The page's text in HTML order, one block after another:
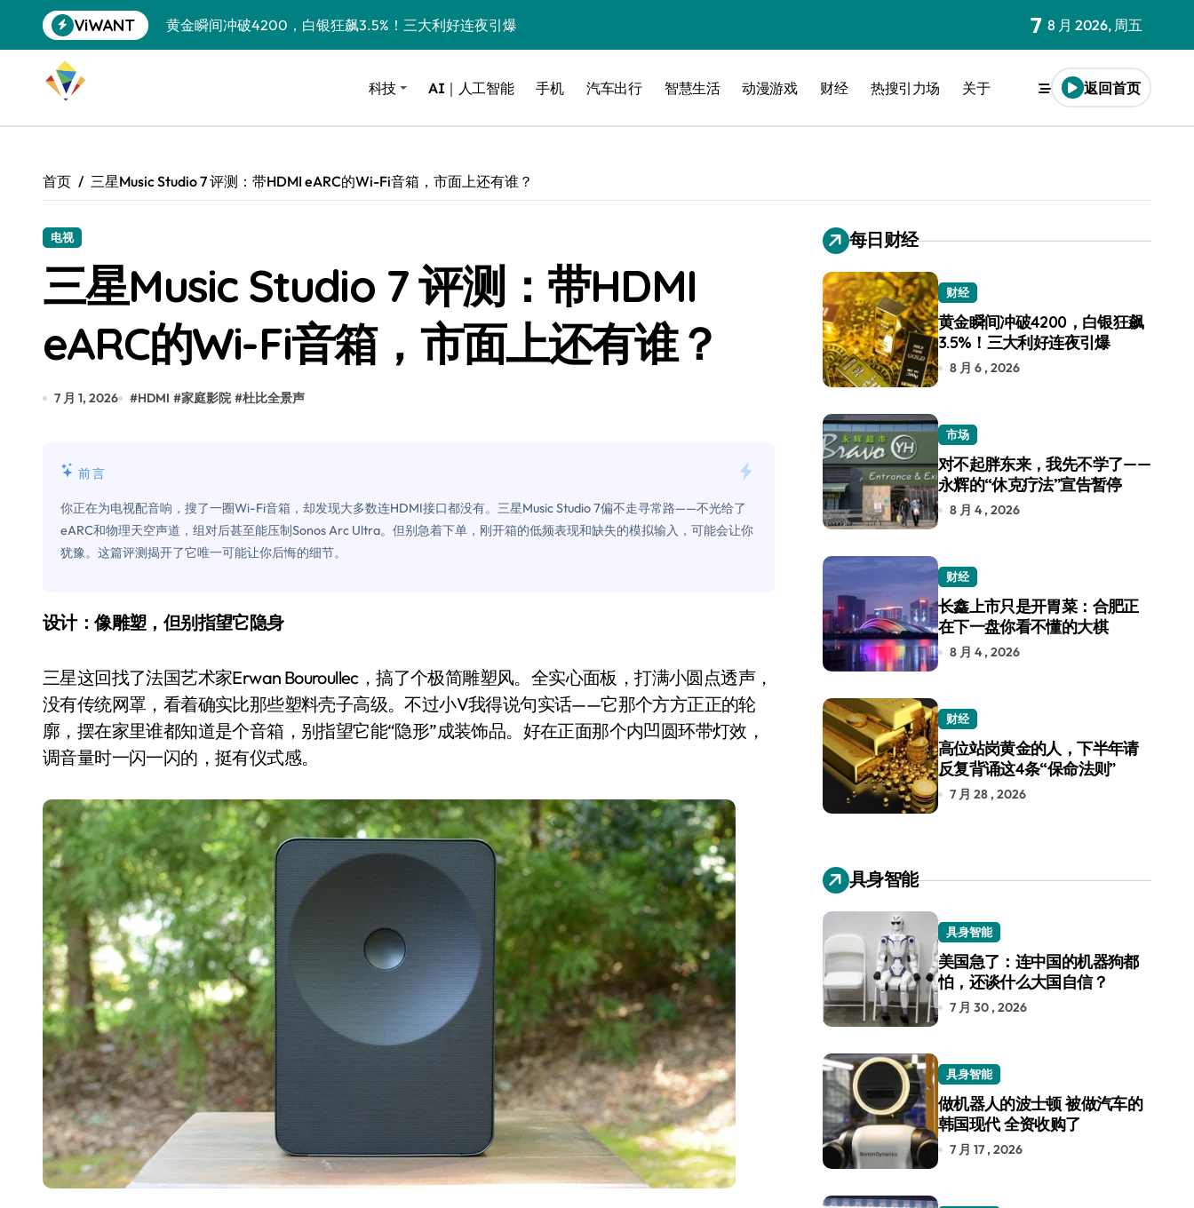
到
ViWANT
黄金瞬间冲破4200，白银狂飙3.5%！三大利好连夜引爆
Peloton 新车实测：屏幕能转、风扇怼脸，但最狠的是那个机械音
Xbox七月大崩盘：裁员3200、卖工作室、网络瘫了，微软这次真急了
谷歌DeepMind创始人辞去CEO，但继续“垂帘听政”？
400层堆叠、性能翻倍 三星把最新存储技术给了AI
召回X9、合作大众遇冷、高端梦碎：小鹏的“多事之夏”
比Model 3便宜？不，比Model 3有面儿——试驾雷克萨斯ES 500e
Windows 11家庭版和专业版，选错真的会后悔吗？
你的U盘格式对了吗？详解exFAT和NTFS的终极对决
轻到忽略不计 大疆Mini 2S内录实测，值不值得冲？
从“卖电视”到“定规则”：海信拿下RGB-Mini LED全球话语权
对不起胖东来，我先不学了——永辉的“休克疗法”宣告暂停
国际首次！中国钙钛矿探测器太空“开箱”，一边探测射线一边光伏发电
小米涨价！K90跳上3099，小米17标准版逼近4800
长鑫上市只是开胃菜：合肥正在下一盘你看不懂的大棋
耳机低音像白开水？90%的人第一步就做错了
复古玩家狂喜：Anbernic第三次复刻GBA SP，情怀拉满
Xbox 360 游戏终于要登 PC，光盘党也能“以盘换数”了？
AirTag 新版到底香不香？一篇帮你避坑+种草
苹果三星偷偷在用的“无感切换”，索尼Bose却学不会？一文讲透
Apple Watch 表盘还能这么玩？保姆级教程，有手就会！
追觅清洁电器全球累计出货量破4000万台，技术创新驱动多品类增长
7 8 月 2026, 周五
科技 AI｜人工智能 手机 汽车出行 智慧生活 动漫游戏 财经 热搜引力场 关于 返回首页
首页 三星Music Studio 7 评测：带HDMI eARC的Wi-Fi音箱，市面上还有谁？
电视
三星Music Studio 7 评测：带HDMI
eARC的Wi-Fi音箱，市面上还有谁？
7 月 1, 2026 #HDMI #家庭影院 #杜比全景声
前言
你正在为电视配音响，搜了一圈Wi-Fi音箱，却发现大多数连HDMI接口都没有。三星Music Studio 7偏不走寻常路——不光给了
eARC和物理天空声道，组对后甚至能压制Sonos Arc Ultra。但别急着下单，刚开箱的低频表现和缺失的模拟输入，可能会让你
犹豫。这篇评测揭开了它唯一可能让你后悔的细节。
设计：像雕塑，但别指望它隐身
三星这回找了法国艺术家Erwan Bouroullec，搞了个极简雕塑风。全实心面板，打满小圆点透声，
没有传统网罩，看着确实比那些塑料壳子高级。不过小V我得说句实话——它那个方方正正的轮
廓，摆在家里谁都知道是个音箱，别指望它能“隐形”成装饰品。好在正面那个内凹圆环带灯效，
调音量时一闪一闪的，挺有仪式感。
每日财经
财经
黄金瞬间冲破4200，白银狂飙
3.5%！三大利好连夜引爆
8 月 6 , 2026
市场
对不起胖东来，我先不学了——
永辉的“休克疗法”宣告暂停
8 月 4 , 2026
财经
长鑫上市只是开胃菜：合肥正
在下一盘你看不懂的大棋
8 月 4 , 2026
财经
高位站岗黄金的人，下半年请
反复背诵这4条“保命法则”
7 月 28 , 2026
具身智能
具身智能
美国急了：连中国的机器狗都
怕，还谈什么大国自信？
7 月 30 , 2026
具身智能
做机器人的波士顿 被做汽车的
韩国现代 全资收购了
7 月 17 , 2026